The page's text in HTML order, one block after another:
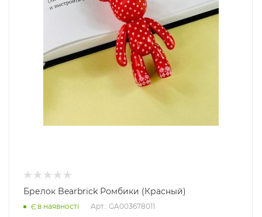
Брелок Bearbrick Ромбики (Красный)
Є в наявності Арт.: GA003678011